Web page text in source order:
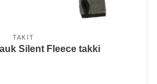
TAKIT
Dovrefjell Hauk Silent Fleece takki